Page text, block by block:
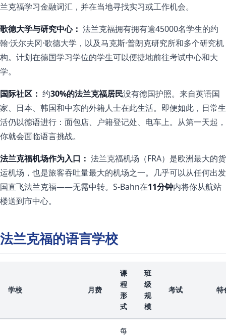
兰克福学习金融词汇，并在当地寻找实习或工作机会。
歌德大学与研究中心： 法兰克福拥有拥有逾45000名学生的约
翰·沃尔夫冈·歌德大学，以及马克斯·普朗克研究所和多个研究机
构。计划在德国学习学位的学生可以便捷地前往考试中心和大
学。
国际社区： 约30%的法兰克福居民没有德国护照。来自英语国
家、日本、韩国和中东的外籍人士在此生活。即便如此，日常生
活仍以德语进行：面包店、户籍登记处、电车上。从第一天起，
你就会面临语言挑战。
法兰克福机场作为入口： 法兰克福机场（FRA）是欧洲最大的货
运机场，也是旅客吞吐量最大的机场之一。几乎可以从任何出发
国直飞法兰克福——无需中转。S-Bahn在11分钟内将你从航站
楼送到市中心。
法兰克福的语言学校
学校 月费
课
程
形
式
班
级
规
模
考试 特
每